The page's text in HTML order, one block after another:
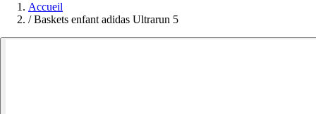
Accueil
/ Baskets enfant adidas Ultrarun 5